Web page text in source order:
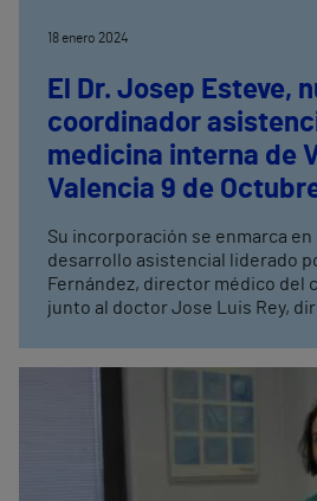
18 enero 2024
El Dr. Josep Esteve,
coordinador
medicina interna de
Valencia 9 de
Su incorporación se enmarca
desarrollo asistencial liderado
Fernández, director médico del
junto al doctor Jose Luis Rey,